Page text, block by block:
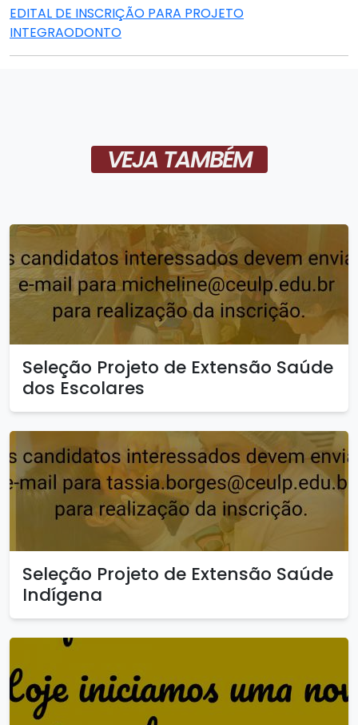
EDITAL DE INSCRIÇÃO PARA PROJETO
INTEGRAODONTO
VEJA TAMBÉM
Seleção Projeto de Extensão Saúde
dos Escolares
Seleção Projeto de Extensão Saúde
Indígena